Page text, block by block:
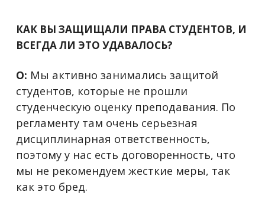
КАК ВЫ ЗАЩИЩАЛИ ПРАВА СТУДЕНТОВ, И
ВСЕГДА ЛИ ЭТО УДАВАЛОСЬ?
О: Мы активно занимались защитой
студентов, которые не прошли
студенческую оценку преподавания. По
регламенту там очень серьезная
дисциплинарная ответственность,
поэтому у нас есть договоренность, что
мы не рекомендуем жесткие меры, так
как это бред.